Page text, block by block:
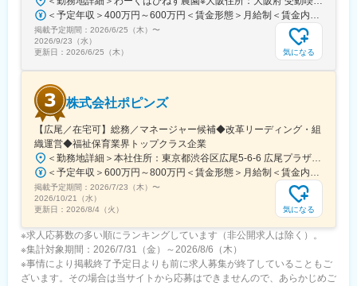
＜予定年収＞400万円～600万円＜賃金形態＞月給制＜賃金内訳＞月額（基本給）：280,000円～420,000円＜月給＞280,000円～420,000円＜昇給有無＞有＜残業手当＞有＜給与補足＞※予定年収はあくまでも目安の金額であり、選考を通じて上下する可能性があります。■昇給：年2回（8月・2月）■賞与：年2回（7月・12月）賃金はあくまでも目安の金額であり、選考を通じて上下する可能性があります。月給(月額)は固定手当を含めた表記です。
掲載予定期間： 2026/6/25（木） 〜
2026/9/23（水）
更新日： 2026/6/25（木） 気になる
株式会社ポピンズ
【広尾／在宅可】総務／マネージャー候補◆改革リーディング・組
織運営◆福祉保育業界トップクラス企業
＜勤務地詳細＞本社住所：東京都渋谷区広尾5-6-6 広尾プラザ勤務地最寄駅：東京メトロ日比谷線／広尾駅受動喫煙対策：屋内全面禁煙変更の範囲：会社の定める事業所（リモートワーク含む）
＜予定年収＞600万円～800万円＜賃金形態＞月給制＜賃金内訳＞月額（基本給）：400,000円～540,000円その他固定手当/月：100,000円～150,000円＜月給＞500,000円～690,000円＜昇給有無＞有＜残業手当＞無＜給与補足＞■その他固定手当：管理職手当■給与改定有、賞与有（※業績、評価により変動有：昨年度標準評価では2.8カ月）※試用期間中は査定期間に含まれません賃金はあくまでも目安の金額であり、選考を通じて上下する可能性があります。月給(月額)は固定手当を含めた表記です。
掲載予定期間： 2026/7/23（木） 〜
2026/10/21（水）
更新日： 2026/8/4（火） 気になる
※求人応募数の多い順にランキングしています（非公開求人は除く）。
※集計対象期間：2026/7/31（金）～2026/8/6（木）
※事情により掲載終了予定日よりも前に求人募集が終了していることもご
ざいます。その場合は当サイトから応募はできませんので、あらかじめご